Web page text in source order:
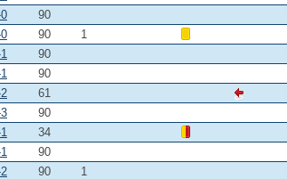
90
90 1
90
90
61
90
34
90
90
1